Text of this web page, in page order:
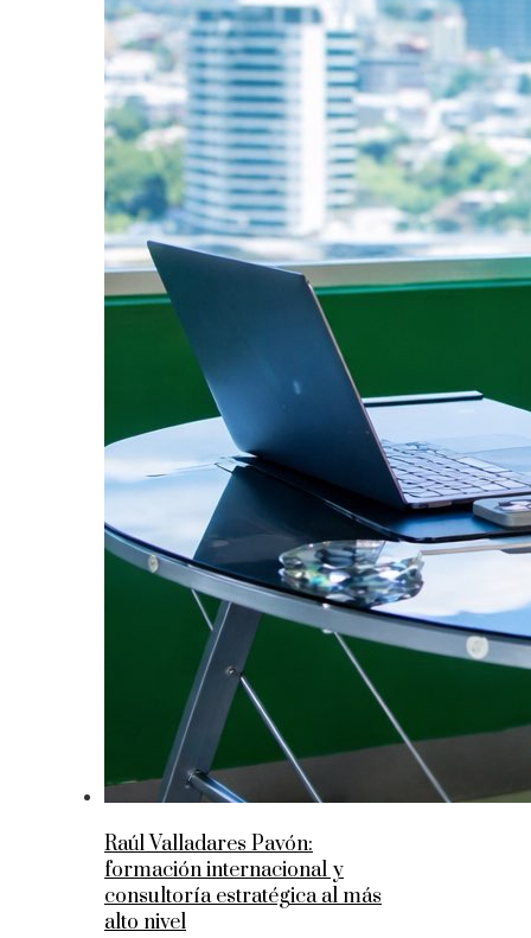
Raúl Valladares Pavón:
formación internacional y
consultoría estratégica al más
alto nivel